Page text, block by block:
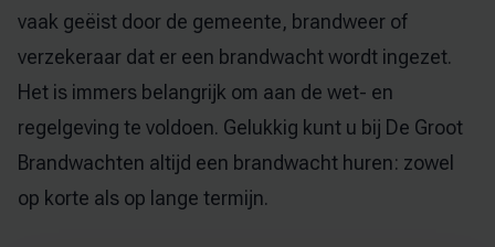
vaak geëist door de gemeente, brandweer of
verzekeraar dat er een brandwacht wordt ingezet.
Het is immers belangrijk om aan de wet- en
regelgeving te voldoen. Gelukkig kunt u bij De Groot
Brandwachten altijd een brandwacht huren: zowel
op korte als op lange termijn.